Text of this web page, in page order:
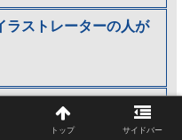
ラストレーターの人が
」と日米に見切りを
トップ サイドバー